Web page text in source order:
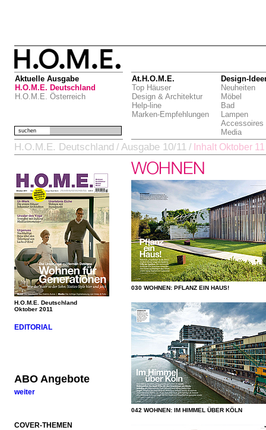
Aktuelle Ausgabe
H.O.M.E. Deutschland
H.O.M.E. Österreich
At.H.O.M.E.
Top Häuser
Design & Architektur
Help-line
Marken-Empfehlungen
Design-
Neuheiten
Möbel
Bad
Lampen
Accessoires
Media
suchen
H.O.M.E. Deutschland / Ausgabe 10/11 / Inhalt Oktober 11
H.O.M.E. Deutschland
Oktober 2011
EDITORIAL
ABO Angebote
weiter
COVER-THEMEN
030 WOHNEN: PFLANZ EIN HAUS!
042 WOHNEN: IM HIMMEL ÜBER KÖLN